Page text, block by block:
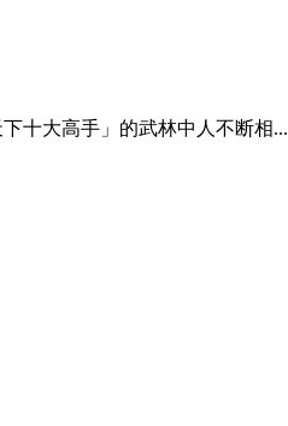
十大高手」的武林中人不断相...